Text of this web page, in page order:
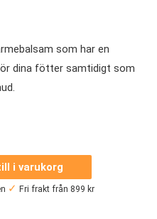
som har en
dina fötter samtidigt som
i varukorg
✓ Fri frakt från 899 kr